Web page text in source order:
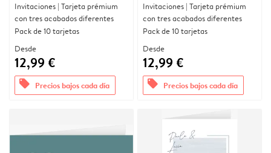
Invitaciones | Tarjeta prémium
con tres acabados diferentes
Pack de 10 tarjetas
Desde
12,99 €
offers Precios bajos cada día
Invitaciones | Tarjeta prémium
con tres acabados diferentes
Pack de 10 tarjetas
Desde
12,99 €
offers Precios bajos cada día